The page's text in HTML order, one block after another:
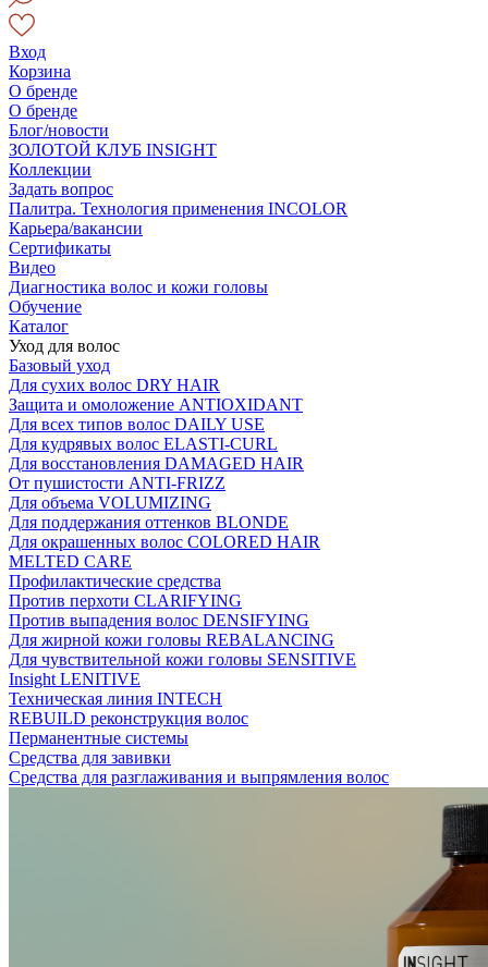
Вход
Корзина
О бренде
О бренде
Блог/новости
ЗОЛОТОЙ КЛУБ INSIGHT
Коллекции
Задать вопрос
Палитра. Технология применения INCOLOR
Карьера/вакансии
Сертификаты
Видео
Диагностика волос и кожи головы
Обучение
Каталог
Уход для волос
Базовый уход
Для сухих волос DRY HAIR
Защита и омоложение ANTIOXIDANT
Для всех типов волос DAILY USE
Для кудрявых волос ELASTI-CURL
Для восстановления DAMAGED HAIR
От пушистости ANTI-FRIZZ
Для объема VOLUMIZING
Для поддержания оттенков BLONDE
Для окрашенных волос COLORED HAIR
MELTED CARE
Профилактические средства
Против перхоти CLARIFYING
Против выпадения волос DENSIFYING
Для жирной кожи головы REBALANCING
Для чувствительной кожи головы SENSITIVE
Insight LENITIVE
Техническая линия INTECH
REBUILD реконструкция волос
Перманентные системы
Средства для завивки
Средства для разглаживания и выпрямления волос